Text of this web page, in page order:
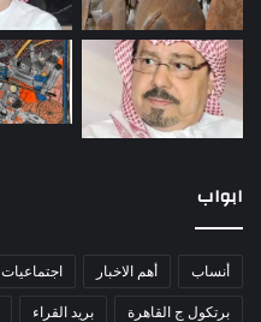
ابواب
أنساب أهم الاخبار اجتماعيات
برتكول ج القاهرة بريد القراء